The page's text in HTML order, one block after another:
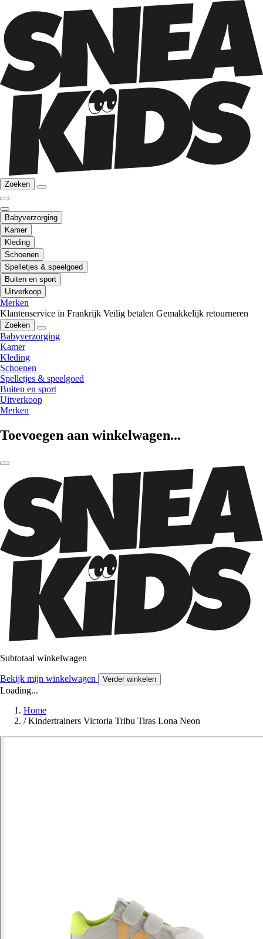
Zoeken
Babyverzorging
Kamer
Kleding
Schoenen
Spelletjes & speelgoed
Buiten en sport
Uitverkoop
Merken
Klantenservice in Frankrijk Veilig betalen Gemakkelijk retourneren
Zoeken
Babyverzorging
Kamer
Kleding
Schoenen
Spelletjes & speelgoed
Buiten en sport
Uitverkoop
Merken
Toevoegen aan winkelwagen...
Subtotaal winkelwagen
Bekijk mijn winkelwagen Verder winkelen
Loading...
Home
/ Kindertrainers Victoria Tribu Tiras Lona Neon